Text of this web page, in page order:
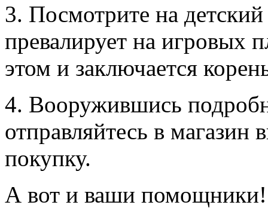
3. Посмотрите на
превалирует на игровых
этом и заключается
4. Вооружившись
отправляйтесь в
покупку.
А вот и ваши помощники!